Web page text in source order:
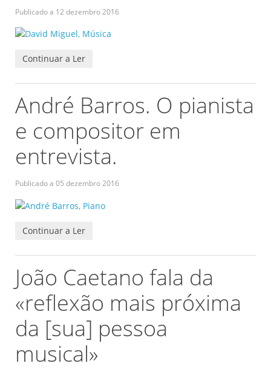
Publicado a 12 dezembro 2016
Continuar a Ler
André Barros. O pianista
e compositor em
entrevista.
Publicado a 05 dezembro 2016
Continuar a Ler
João Caetano fala da
«reflexão mais próxima
da [sua] pessoa
musical»